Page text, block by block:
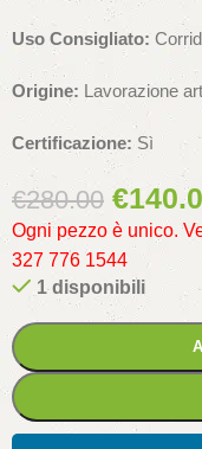
Uso Consigliato:
Origine: Lavorazione
Certificazione: Sì
€280.00 €
Ogni pezzo è unico.
327 776 1544
1 disponibili